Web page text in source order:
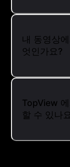
내 동영상
엇인가요?
TopView
할 수 있나